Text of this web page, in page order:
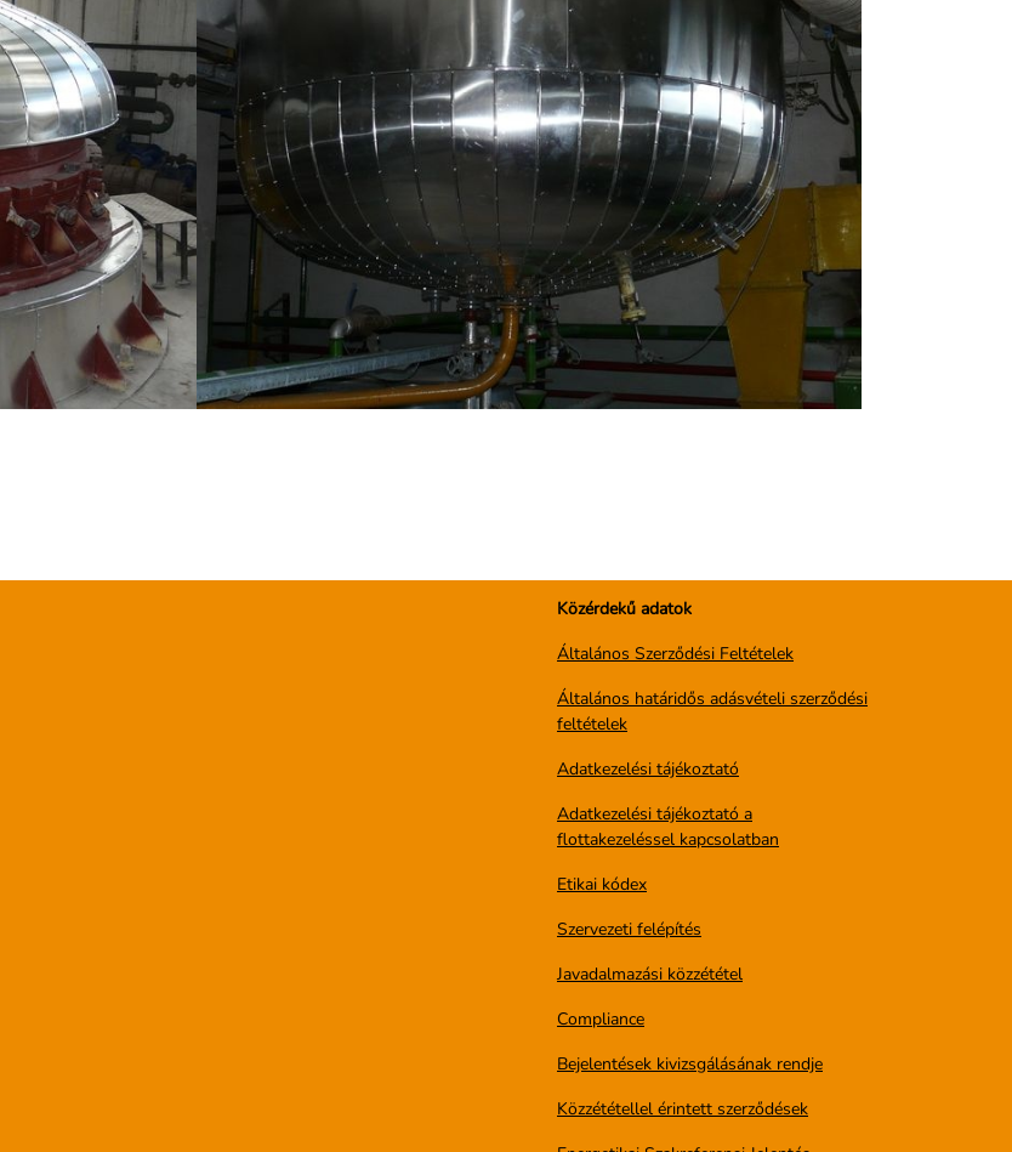
Közérdekű adatok
Általános Szerződési Feltételek
Általános határidős adásvételi szerződési
feltételek
Adatkezelési tájékoztató
Adatkezelési tájékoztató a
flottakezeléssel kapcsolatban
Etikai kódex
Szervezeti felépítés
Javadalmazási közzététel
Compliance
Bejelentések kivizsgálásának rendje
Közzététellel érintett szerződések